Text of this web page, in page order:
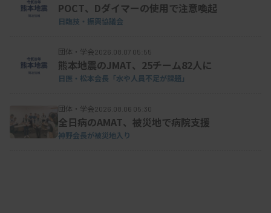
POCT、Dダイマーの使用で注意喚起
日臨技・振興協議会
団体・学会2026.08.07 05:55
熊本地震のJMAT、25チーム82人に
日医・松本会長「水や人員不足が課題」
団体・学会2026.08.06 05:30
全日病のAMAT、被災地で病院支援
神野会長が被災地入り